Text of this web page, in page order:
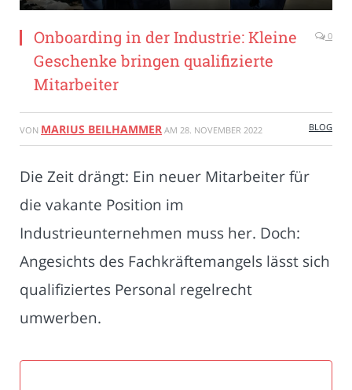
Onboarding in der Industrie: Kleine
Geschenke bringen qualifizierte
Mitarbeiter
0
VON MARIUS BEILHAMMER AM 28. NOVEMBER 2022 BLOG
Die Zeit drängt: Ein neuer Mitarbeiter für
die vakante Position im
Industrieunternehmen muss her. Doch:
Angesichts des Fachkräftemangels lässt sich
qualifiziertes Personal regelrecht
umwerben.